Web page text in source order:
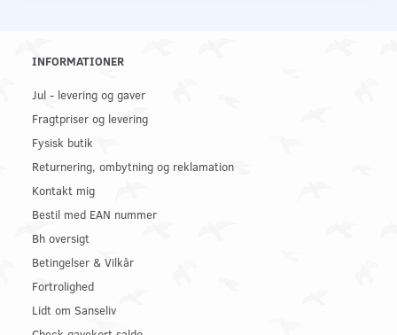
INFORMATIONER
Jul - levering og gaver
Fragtpriser og levering
Fysisk butik
Returnering, ombytning og reklamation
Kontakt mig
Bestil med EAN nummer
Bh oversigt
Betingelser & Vilkår
Fortrolighed
Lidt om Sanseliv